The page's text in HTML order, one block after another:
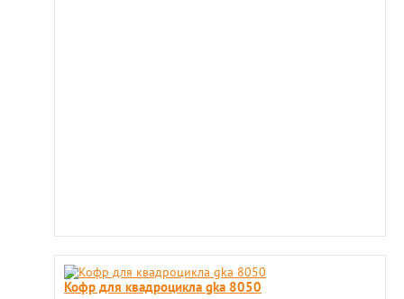
Кофр для квадроцикла gka 8050